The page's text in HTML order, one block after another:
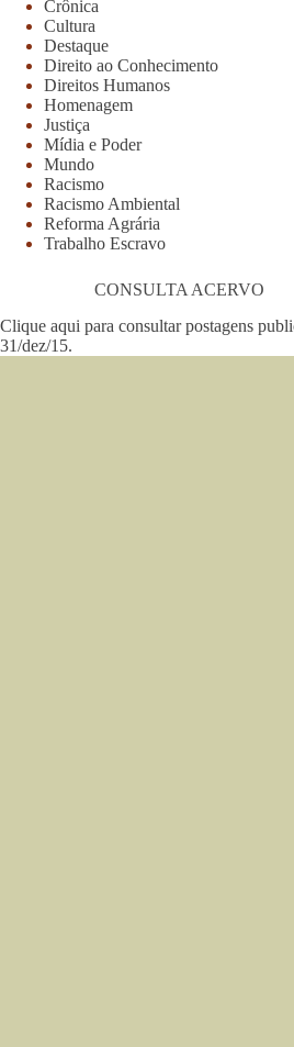
Crônica
Cultura
Destaque
Direito ao Conhecimento
Direitos Humanos
Homenagem
Justiça
Mídia e Poder
Mundo
Racismo
Racismo Ambiental
Reforma Agrária
Trabalho Escravo
CONSULTA ACERVO
Clique aqui para consultar postagens
31/dez/15.